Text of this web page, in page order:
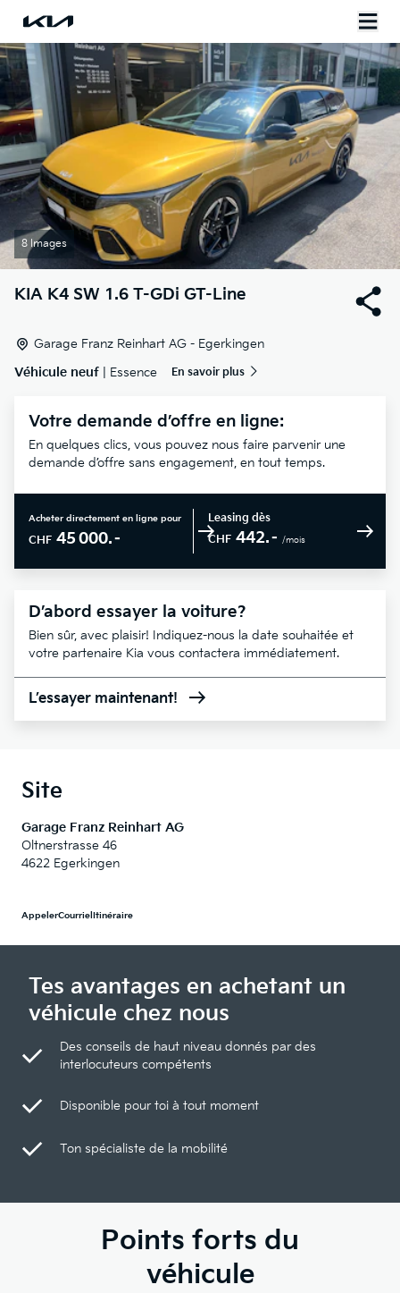
8 Images
KIA K4 SW 1.6 T-GDi GT-Line
Garage Franz Reinhart AG - Egerkingen
Véhicule neuf | Essence En savoir plus
Votre demande d’offre en ligne:
En quelques clics, vous pouvez nous faire parvenir une
demande d’offre sans engagement, en tout temps.
Acheter directement en ligne pour
CHF 45 000.–
Leasing dès
CHF 442.– /mois
D’abord essayer la voiture?
Bien sûr, avec plaisir! Indiquez-nous la date souhaitée et
votre partenaire Kia vous contactera immédiatement.
L’essayer maintenant!
Site
Garage Franz Reinhart AG
Oltnerstrasse 46
4622 Egerkingen
AppelerCourriel Itinéraire
Tes avantages en achetant un
véhicule chez nous
Des conseils de haut niveau donnés par des
interlocuteurs compétents
Disponible pour toi à tout moment
Ton spécialiste de la mobilité
Points forts du
véhicule